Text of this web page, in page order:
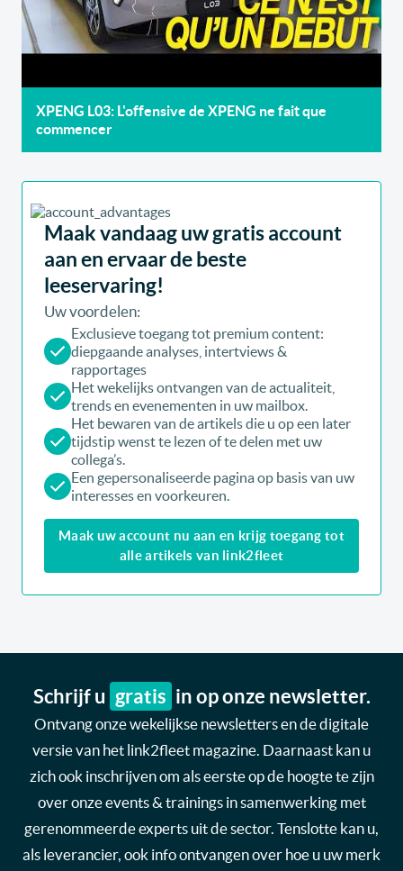
XPENG L03: L'offensive de XPENG ne fait que
commencer
Maak vandaag uw gratis account
aan en ervaar de beste
leeservaring!
Uw voordelen:
Exclusieve toegang tot premium content:
diepgaande analyses, intertviews &
rapportages
Het wekelijks ontvangen van de actualiteit,
trends en evenementen in uw mailbox.
Het bewaren van de artikels die u op een later
tijdstip wenst te lezen of te delen met uw
collega’s.
Een gepersonaliseerde pagina op basis van uw
interesses en voorkeuren.
Maak uw account nu aan en krijg toegang tot
alle artikels van link2fleet
Schrijf u gratis in op onze newsletter.
Ontvang onze wekelijkse newsletters en de digitale
versie van het link2fleet magazine. Daarnaast kan u
zich ook inschrijven om als eerste op de hoogte te zijn
over onze events & trainings in samenwerking met
gerenommeerde experts uit de sector. Tenslotte kan u,
als leverancier, ook info ontvangen over hoe u uw merk